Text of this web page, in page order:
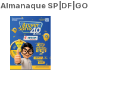
Almanaque SP|DF|GO